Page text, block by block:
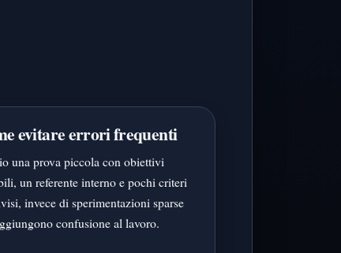
evitare errori frequenti
una prova piccola con obiettivi
un referente interno e pochi criteri
invece di sperimentazioni sparse
confusione al lavoro.